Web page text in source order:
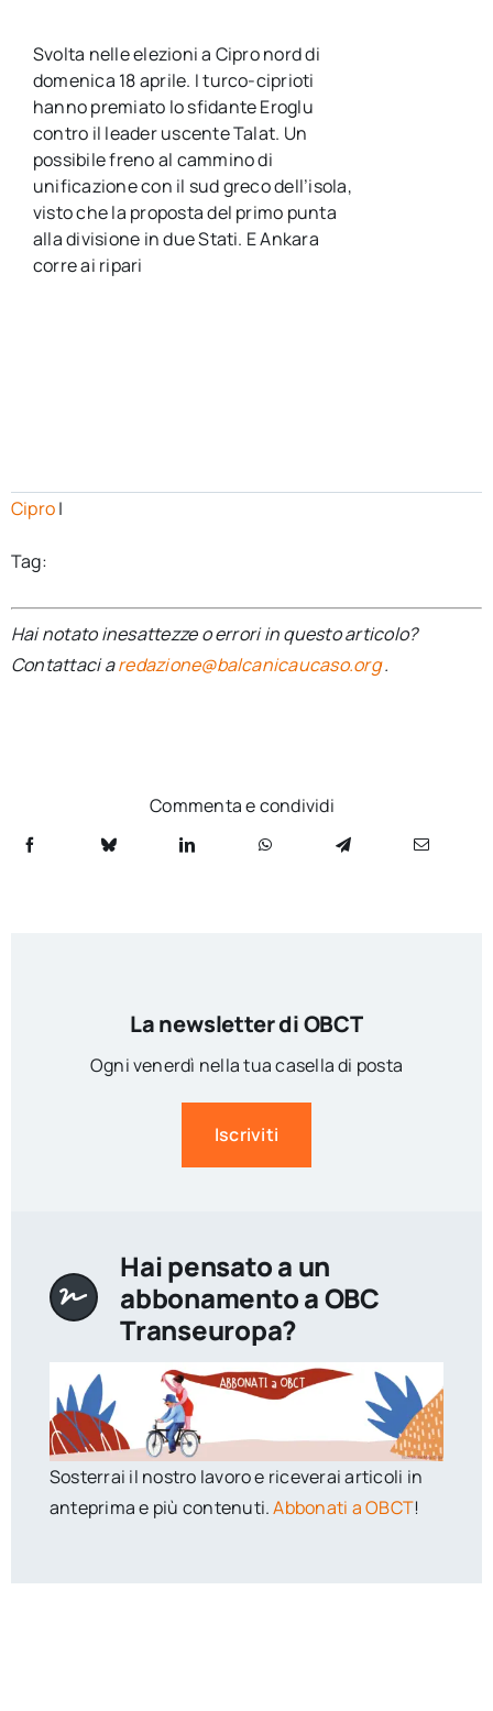
Svolta nelle elezioni a Cipro nord di
domenica 18 aprile. I turco-ciprioti
hanno premiato lo sfidante Eroglu
contro il leader uscente Talat. Un
possibile freno al cammino di
unificazione con il sud greco dell’isola,
visto che la proposta del primo punta
alla divisione in due Stati. E Ankara
corre ai ripari
Cipro|
Tag:
Hai notato inesattezze o errori in questo articolo?
Contattaci aredazione@balcanicaucaso.org.
Commenta e condividi
La newsletter di OBCT
Ogni venerdì nella tua casella di posta
Iscriviti
Hai pensato a un
abbonamento a OBC
Transeuropa?
Sosterrai il nostro lavoro e riceverai articoli in
anteprima e più contenuti.Abbonati a OBCT!